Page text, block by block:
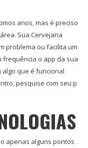
anos, mas é preciso
Sua Cervejaria
problema ou facilita um
frequência o app da sua
algo que é funcional
pesquise com seu p
apenas alguns pontos